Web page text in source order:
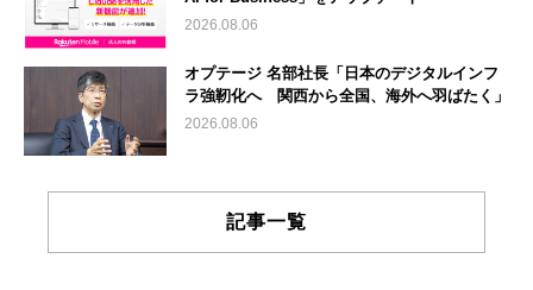
2026.08.06
オプテージ 名部社長「日本のデジタルインフ
ラ強靭化へ 関西から全国、海外へ羽ばたく」
2026.08.06
記事一覧